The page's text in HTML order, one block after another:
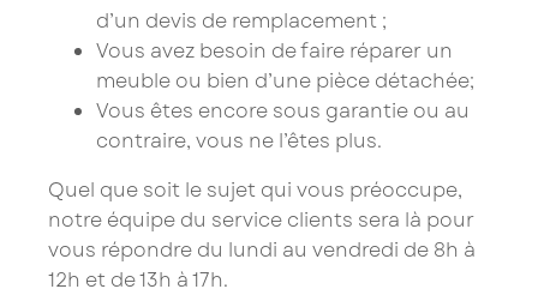
d’un devis de remplacement ;
Vous avez besoin de faire réparer un
meuble ou bien d’une pièce détachée;
Vous êtes encore sous garantie ou au
contraire, vous ne l’êtes plus.
Quel que soit le sujet qui vous préoccupe,
notre équipe du service clients sera là pour
vous répondre du lundi au vendredi de 8h à
12h et de 13h à 17h.
Saissisez votre adresse Email pour vous inscrire :